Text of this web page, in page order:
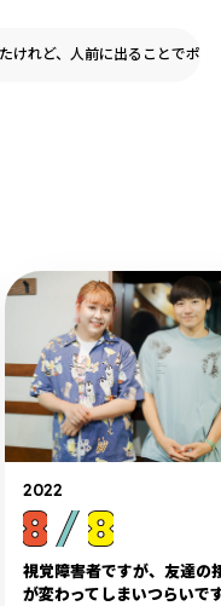
けれど、人前に出ることでポ
2022
視覚障害者ですが、友達の
が変わってしまいつらいで